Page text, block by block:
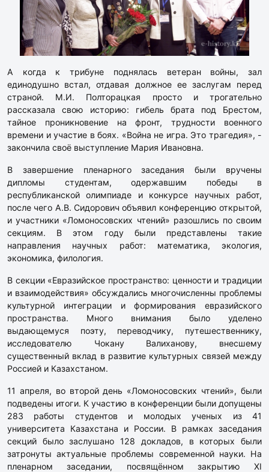
А когда к трибуне поднялась ветеран войны, зал
единодушно встал, отдавая должное ее заслугам перед
страной. М.И. Полторацкая просто и трогательно
рассказала свою историю: гибель брата под Брестом,
тайное проникновение на фронт, трудности военного
времени и участие в боях. «Война не игра. Это трагедия», -
закончила своё выступление Мария Ивановна.
В завершение пленарного заседания были вручены
дипломы студентам, одержавшим победы в
республиканской олимпиаде и конкурсе научных работ,
после чего А.В. Сидорович объявил конференцию открытой,
и участники «Ломоносовских чтений» разошлись по своим
секциям. В этом году были представлены такие
направления научных работ: математика, экология,
экономика, филология.
В секции «Евразийское пространство: ценности и традиции
и взаимодействия» обсуждались многочисленны проблемы
культурной интеграции и формирования евразийского
пространства. Много внимания было уделено
выдающемуся поэту, переводчику, путешественнику,
исследователю Чокану Валиханову, внесшему
существенный вклад в развитие культурных связей между
Россией и Казахстаном.
11 апреля, во второй день «Ломоносовских чтений», были
подведены итоги. К участию в конференции были допущены
283 работы студентов и молодых ученых из 41
университета Казахстана и России. В рамках заседания
секций было заслушано 128 докладов, в которых были
затронуты актуальные проблемы современной науки. На
пленарном заседании, посвящённом закрытию XI